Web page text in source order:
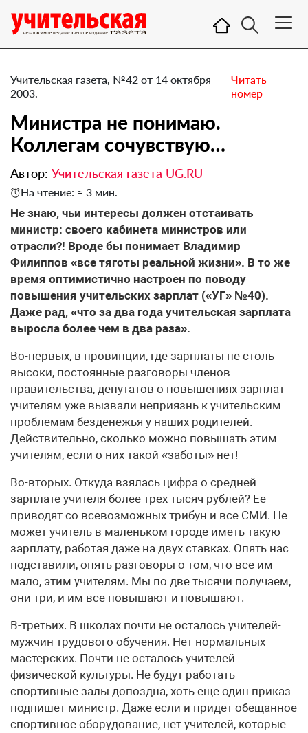
Учительская газета, №42 от 14 октября
2003.
Читать
номер
Министра не понимаю.
Коллегам сочувствую…
Автор: Учительская газета UG.RU
На чтение: ≈ 3 мин.
Не знаю, чьи интересы должен отстаивать
министр: своего кабинета министров или
отрасли?! Вроде бы понимает Владимир
Филиппов «все тяготы реальной жизни». В то же
время оптимистично настроен по поводу
повышения учительских зарплат («УГ» №40).
Даже рад, «что за два года учительская зарплата
выросла более чем в два раза».
Во-первых, в провинции, где зарплаты не столь
высоки, постоянные разговоры членов
правительства, депутатов о повышениях зарплат
учителям уже вызвали неприязнь к учительским
проблемам безденежья у наших родителей.
Действительно, сколько можно повышать этим
учителям, если о них такой «заботы» нет!
Во-вторых. Откуда взялась цифра о средней
зарплате учителя более трех тысяч рублей? Ее
приводят со всевозможных трибун и все СМИ. Не
может учитель в маленьком городе иметь такую
зарплату, работая даже на двух ставках. Опять нас
подставили, опять разговоры о том, что все им
мало, этим учителям. Мы по две тысячи получаем,
они три, и им все повышают и повышают.
В-третьих. В школах почти не осталось учителей-
мужчин трудового обучения. Нет нормальных
мастерских. Почти не осталось учителей
физической культуры. Не будут работать
спортивные залы допоздна, хоть еще один приказ
подпишет министр. Даже если и придет обещанное
спортивное оборудование, нет учителей, которые